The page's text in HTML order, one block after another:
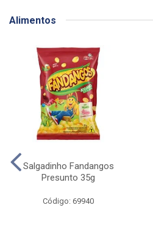
Alimentos
Salgadinho Fandangos
Presunto 35g
Código: 69940